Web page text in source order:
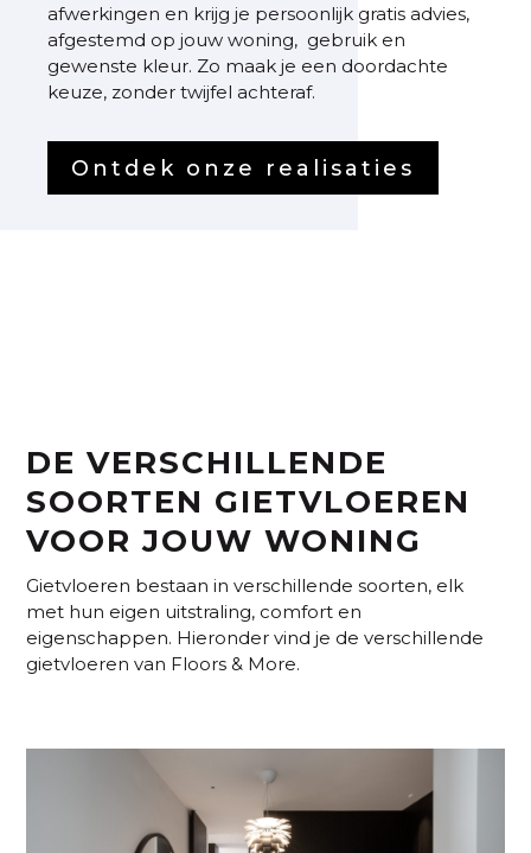
afwerkingen en krijg je persoonlijk gratis advies,
afgestemd op jouw woning, gebruik en
gewenste kleur. Zo maak je een doordachte
keuze, zonder twijfel achteraf.
Ontdek onze realisaties
DE VERSCHILLENDE
SOORTEN GIETVLOEREN
VOOR JOUW WONING
Gietvloeren bestaan in verschillende soorten, elk
met hun eigen uitstraling, comfort en
eigenschappen. Hieronder vind je de verschillende
gietvloeren van Floors & More.